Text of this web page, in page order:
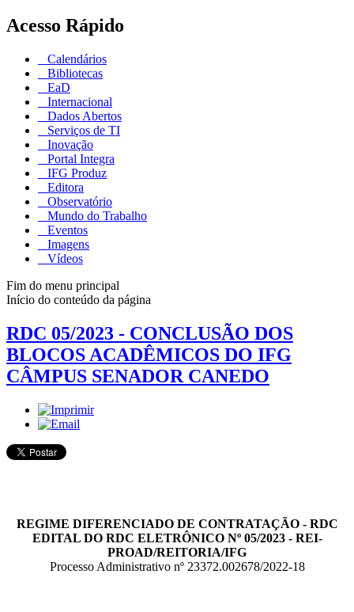
Acesso Rápido
Calendários
Bibliotecas
EaD
Internacional
Dados Abertos
Serviços de TI
Inovação
Portal Integra
IFG Produz
Editora
Observatório
Mundo do Trabalho
Eventos
Imagens
Vídeos
Fim do menu principal
Início do conteúdo da página
RDC 05/2023 - CONCLUSÃO DOS
BLOCOS ACADÊMICOS DO IFG
CÂMPUS SENADOR CANEDO
REGIME DIFERENCIADO DE CONTRATAÇÃO - RDC
EDITAL DO RDC ELETRÔNICO Nº 05/2023 - REI-
PROAD/REITORIA/IFG
Processo Administrativo nº 23372.002678/2022-18